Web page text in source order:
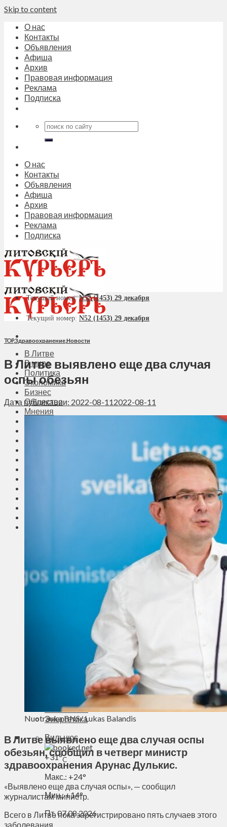
Skip to content
О нас
Контакты
Объявления
Афиша
Архив
Правовая информация
Реклама
Подписка
О нас
Контакты
Объявления
Афиша
Архив
Правовая информация
Реклама
Подписка
В Литве
В мире
Политика
Экономика
Бизнес
Общество
Мнения
Выбор читателей
Сеньорам
Образование
Здравоохранение
Происшествия
Агроновости
Едим дома
Духовное пространство
Технологии
Энергетика
Вильнюс
+31°C
Макс.: +24°
Мин.:+14°
Пт, 07.08.2026
Текущий номер:N52 (1453) 29 декабря
Текущий номер: N52 (1453) 29 декабря
TOP,Здравоохранение,Новости
В Литве выявлено еще два случая
оспы обезьян
Дата публикации: 2022-08-112022-08-11
Nuotrauka BNS/ Lukas Balandis
В Литве выявлено еще два случая оспы
обезьян, сообщил в четверг министр
здравоохранения Арунас Дулькис.
«Выявлено еще два случая оспы», — сообщил
журналистам министр.
Всего в Литве пока зарегистрировано пять случаев этого
заболевания.